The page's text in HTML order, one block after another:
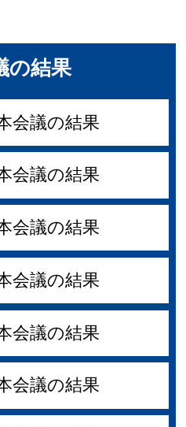
の結果
会議の結果
会議の結果
会議の結果
会議の結果
会議の結果
会議の結果